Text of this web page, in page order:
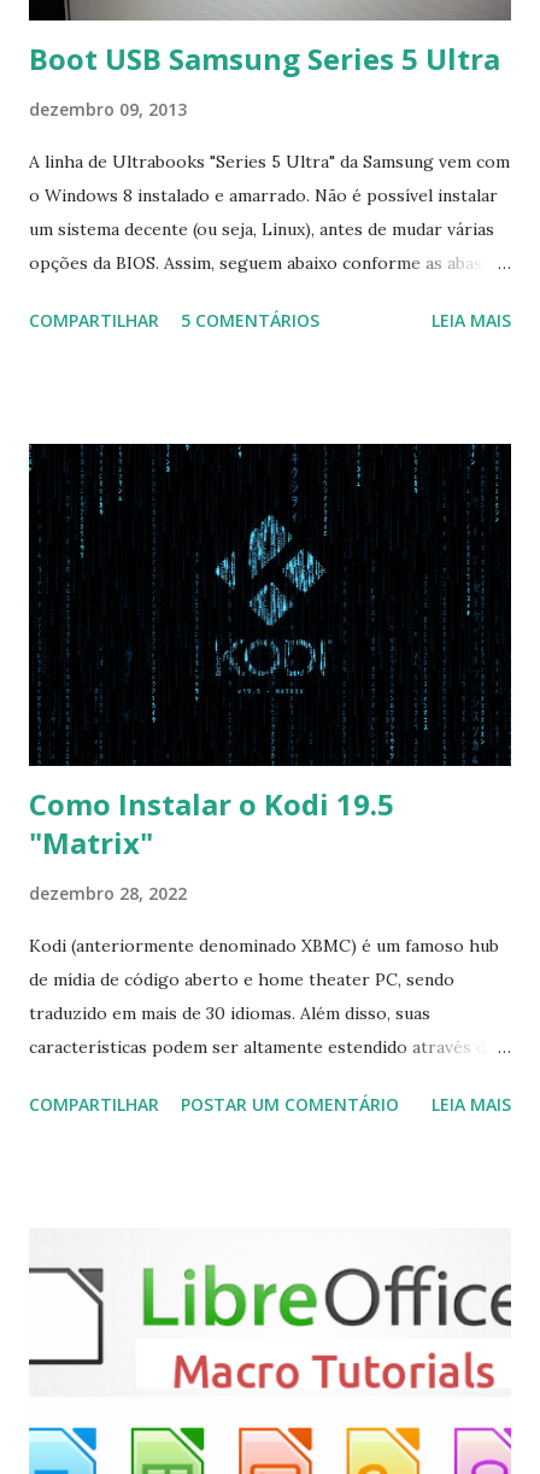
Boot USB Samsung Series 5 Ultra
dezembro 09, 2013
A linha de Ultrabooks "Series 5 Ultra" da Samsung vem com
o Windows 8 instalado e amarrado. Não é possível instalar
um sistema decente (ou seja, Linux), antes de mudar várias
opções da BIOS. Assim, seguem abaixo conforme as abas, a
Na inicialização aperte F2 para acessar a BIOS e então faça
com Win, deixe essa opção no Auto ) Set AHCI Mode ->
Disabled USB S3 Wake-up -> Enabled Boot: Secure Boot ->
Disabled OS Mode Selection -> UEFI and CSM OS (Essa
opção garante boot com Win e Linux) Boot > Boot Priority
Order USB HDD: SATA CD: SATA HDD: Essa ordem de boot
vai garantir que ele tente primeiro o boot pela USB, depois
pelo CD e por último no HD. Apenas as opções acima são
as necessá...
COMPARTILHAR 5 COMENTÁRIOS LEIA MAIS
Como Instalar o Kodi 19.5
"Matrix"
dezembro 28, 2022
Kodi (anteriormente denominado XBMC) é um famoso hub
de mídia de código aberto e home theater PC, sendo
traduzido em mais de 30 idiomas. Além disso, suas
características podem ser altamente estendido através de
(personal video recorder). A versão final do Kodi 19.5
sudo apt-get install kodi Use o comando a seguir para
instalar codecs de áudio e outros complementos,
executando: $ sudo apt-get install --install-suggests
kodi Para remover, execute: $ sudo apt-get remove
COMPARTILHAR POSTAR UM COMENTÁRIO LEIA MAIS